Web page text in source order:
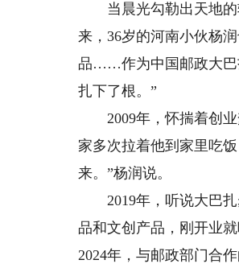
当晨光勾勒出天地的
来，36岁的河南小伙杨
品……作为中国邮政大巴
扎下了根。”
2009年，怀揣着创业
家多次拉着他到家里吃
来。”杨润说。
2019年，听说大巴扎
品和文创产品，刚开业
2024年，与邮政部门合